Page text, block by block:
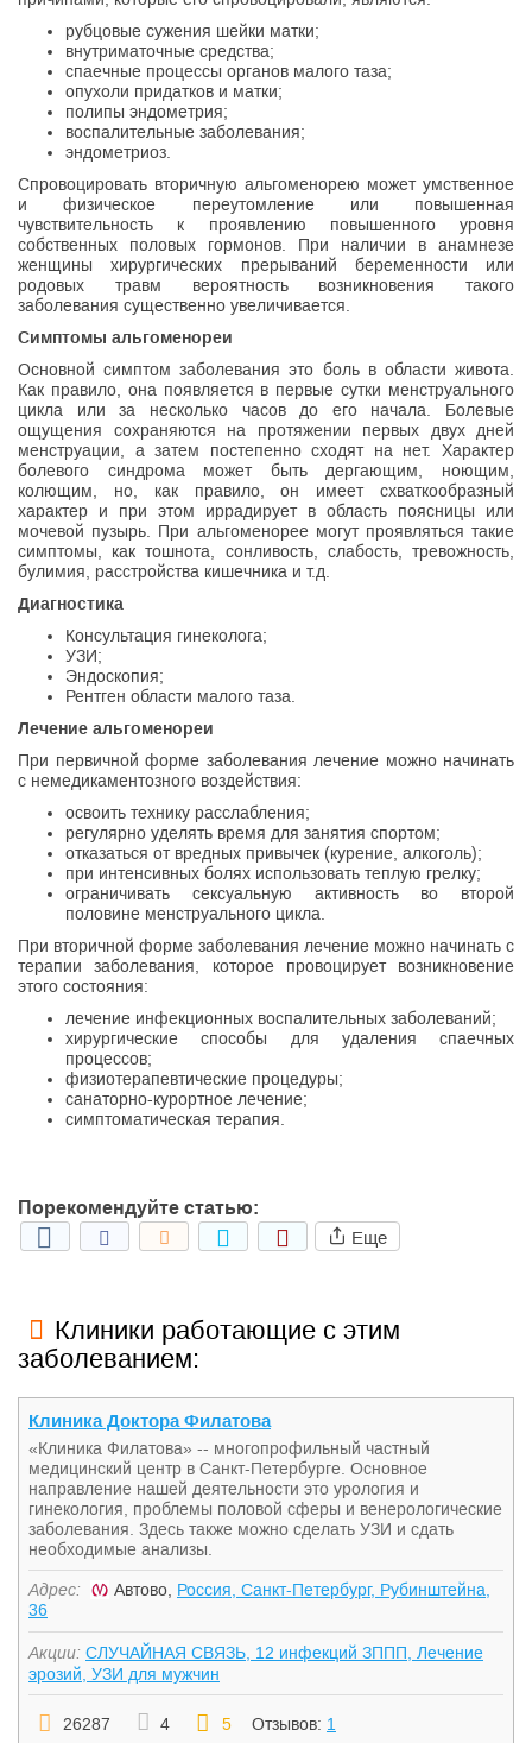
рубцовые сужения шейки матки;
внутриматочные средства;
спаечные процессы органов малого таза;
опухоли придатков и матки;
полипы эндометрия;
воспалительные заболевания;
эндометриоз.
Спровоцировать вторичную альгоменорею может умственное
и физическое переутомление или повышенная
чувствительность к проявлению повышенного уровня
собственных половых гормонов. При наличии в анамнезе
женщины хирургических прерываний беременности или
родовых травм вероятность возникновения такого
заболевания существенно увеличивается.
Симптомы альгоменореи
Основной симптом заболевания это боль в области живота.
Как правило, она появляется в первые сутки менструального
цикла или за несколько часов до его начала. Болевые
ощущения сохраняются на протяжении первых двух дней
менструации, а затем постепенно сходят на нет. Характер
болевого синдрома может быть дергающим, ноющим,
колющим, но, как правило, он имеет схваткообразный
характер и при этом иррадирует в область поясницы или
мочевой пузырь. При альгоменорее могут проявляться такие
симптомы, как тошнота, сонливость, слабость, тревожность,
булимия, расстройства кишечника и т.д.
Диагностика
Консультация гинеколога;
УЗИ;
Эндоскопия;
Рентген области малого таза.
Лечение альгоменореи
При первичной форме заболевания лечение можно начинать
с немедикаментозного воздействия:
освоить технику расслабления;
регулярно уделять время для занятия спортом;
отказаться от вредных привычек (курение, алкоголь);
при интенсивных болях использовать теплую грелку;
ограничивать сексуальную активность во второй
половине менструального цикла.
При вторичной форме заболевания лечение можно начинать с
терапии заболевания, которое провоцирует возникновение
этого состояния:
лечение инфекционных воспалительных заболеваний;
хирургические способы для удаления спаечных
процессов;
физиотерапевтические процедуры;
санаторно-курортное лечение;
симптоматическая терапия.
Порекомендуйте статью:
Еще
Клиники работающие с этим
заболеванием:
Клиника Доктора Филатова
«Клиника Филатова» -- многопрофильный частный
медицинский центр в Санкт-Петербурге. Основное
направление нашей деятельности это урология и
гинекология, проблемы половой сферы и венерологические
заболевания. Здесь также можно сделать УЗИ и сдать
необходимые анализы.
Адрес: Автово, Россия, Санкт-Петербург, Рубинштейна,
36
Акции: СЛУЧАЙНАЯ СВЯЗЬ, 12 инфекций ЗППП, Лечение
эрозий, УЗИ для мужчин
26287 4 5 Отзывов: 1